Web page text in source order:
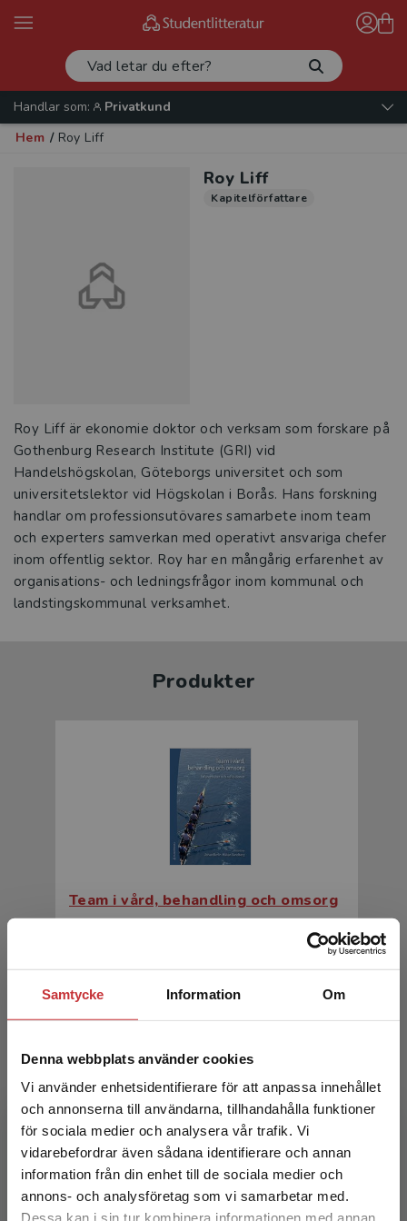
Samtycke Information Om
Denna webbplats använder cookies
Vi använder enhetsidentifierare för att anpassa innehållet
och annonserna till användarna, tillhandahålla funktioner
för sociala medier och analysera vår trafik. Vi
vidarebefordrar även sådana identifierare och annan
information från din enhet till de sociala medier och
annons- och analysföretag som vi samarbetar med.
Dessa kan i sin tur kombinera informationen med annan
Begränsad fraktregion
Handlar som:
Privatkund
Hem / Roy Liff
Roy Liff
Kapitelförfattare
Roy Liff är ekonomie doktor och verksam som forskare på
Gothenburg Research Institute (GRI) vid
Handelshögskolan, Göteborgs universitet och som
universitetslektor vid Högskolan i Borås. Hans forskning
handlar om professionsutövares samarbete inom team
och experters samverkan med operativt ansvariga chefer
inom offentlig sektor. Roy har en mångårig erfarenhet av
organisations- och ledningsfrågor inom kommunal och
landstingskommunal verksamhet.
Produkter
Team i vård, behandling och omsorg
334 krinkl. moms
Exkl. moms: 315 kr
Team i vård, behandling och omsorg